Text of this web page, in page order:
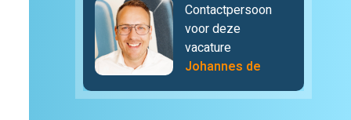
Contactpersoon
voor deze
vacature
Johannes de
06 53 33 75 62